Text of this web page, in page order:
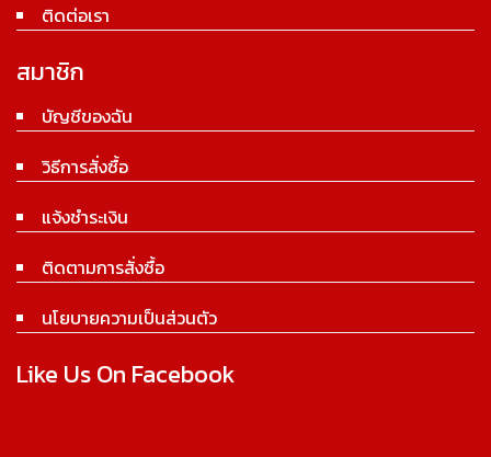
ติดต่อเรา
สมาชิก
บัญชีของฉัน
วิธีการสั่งซื้อ
แจ้งชำระเงิน
ติดตามการสั่งซื้อ
นโยบายความเป็นส่วนตัว
Like Us On Facebook